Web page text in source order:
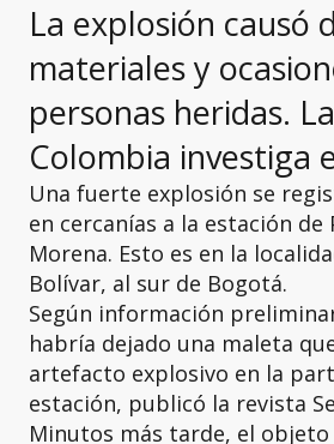
La explosión causó
materiales y
personas heridas.
Colombia investiga
Una fuerte explosión se
en cercanías a la estación de
Morena. Esto es en la
Bolívar, al sur de Bogotá.
Según información
habría dejado una maleta
artefacto explosivo en la
estación, publicó la revista
Minutos más tarde, el